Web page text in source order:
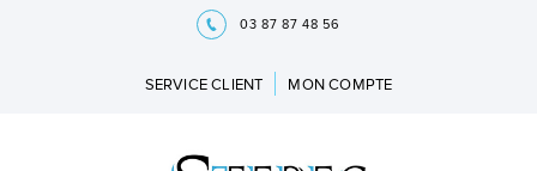
03 87 87 48 56
SERVICE CLIENT MON COMPTE